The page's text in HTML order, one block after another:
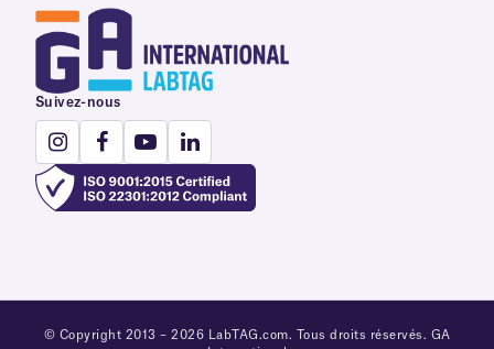
Suivez-nous
© Copyright 2013 – 2026 LabTAG.com. Tous droits réservés. GA